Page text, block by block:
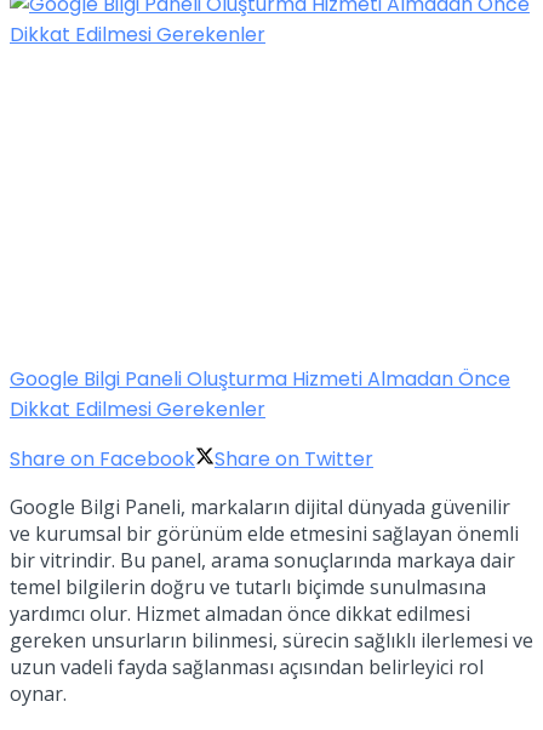
Google Bilgi Paneli Oluşturma Hizmeti Almadan Önce
Dikkat Edilmesi Gerekenler
Share on Facebook
Share on Twitter
Google Bilgi Paneli, markaların dijital dünyada güvenilir
ve kurumsal bir görünüm elde etmesini sağlayan önemli
bir vitrindir. Bu panel, arama sonuçlarında markaya dair
temel bilgilerin doğru ve tutarlı biçimde sunulmasına
yardımcı olur. Hizmet almadan önce dikkat edilmesi
gereken unsurların bilinmesi, sürecin sağlıklı ilerlemesi ve
uzun vadeli fayda sağlanması açısından belirleyici rol
oynar.